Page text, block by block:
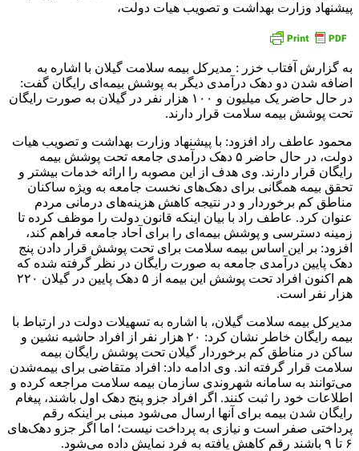
پیشنهاد وزارت بهداشت و تصویب هیات دولت،
به گزارش آفتاب خزر : مدیرکل بیمه سلامت گیلان با اشاره به
اضافه شدن دو دهک درآمدی دیگر به پوشش بیمه‌ای رایگان گفت:
در حال حاضر یک میلیون و ۱۰۰ هزار نفر در گیلان به صورت رایگان
تحت پوشش بیمه سلامت قرار دارند.
محمود عاطف راد افزود: با پیشنهاد وزارت بهداشت و تصویب هیات
دولت، در حال حاضر ۵ دهک درآمدی جامعه تحت پوشش بیمه
رایگان قرار دارند. وی هدف از این مصوبه را ارائه خدمات بیشتر و
تحقق بیمه همگانی برای دهک‌های نخست جامعه به ویژه ساکنان
مناطق کم برخوردار و در نتیجه کاهش هزینه‌های درمانی مردم
عنوان کرد. عاطف راد با بیان اینکه قانون دولت را موظف کرده تا
زمینه دسترسی و پوشش بیمه‌ای را برای آحاد جامعه فراهم کند،
افزود: بر این اساس بیمه سلامت برای تحت پوشش قرار دادن پنج
دهک پایین درآمدی جامعه به صورت رایگان در نظر گرفته شده که
هم اکنون افراد تحت پوشش این بیمه از ۵ دهک پایین در گیلان ۲۲۰
هزار نفر است.
مدیرکل بیمه سلامت گیلان، با اشاره به تسهیلات دولت در ارتباط با
بیمه رایگان خاطر نشان کرد: ۲۰ هزار نفر از افراد حاشیه نشین و
ساکن در مناطق کم برخوردار گیلان تحت پوشش رایگان بیمه
سلامت قرار گرفته اند. وی ادامه داد: افراد متقاضی برای بیمه‌شدن
می‌توانند به سامانه شهروندی سازمان بیمه سلامت مراجعه کرده و
اطلاعات خود را ثبت کنند. اگر افراد جزو پنج دهک اول باشند، پیغام
رایگان شدن بیمه برای آنها ارسال می‌شود مبنی بر اینکه رقم
پرداختی صفر است و نیازی به پرداخت نیست؛ اما اگر جزو دهک‌های
۶ تا ۹ باشند رقم کاهش‌ یافته به فرد نمایش داده می‌شود.